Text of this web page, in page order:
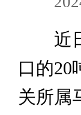
近日
口的20
关所属